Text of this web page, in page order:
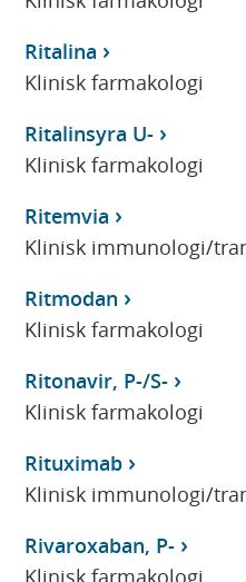
Ritalina
Klinisk farmakologi
Ritalinsyra U-
Klinisk farmakologi
Ritemvia
Klinisk immunologi/
Ritmodan
Klinisk farmakologi
Ritonavir, P-/S-
Klinisk farmakologi
Rituximab
Klinisk immunologi/
Rivaroxaban, P-
Klinisk farmakologi